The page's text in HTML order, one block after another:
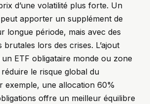
d’une volatilité plus forte. Un
apporter un supplément de
longue période, mais avec des
lors des crises. L’ajout
un ETF obligataire monde ou zone
le risque global du
exemple, une allocation 60%
offre un meilleur équilibre